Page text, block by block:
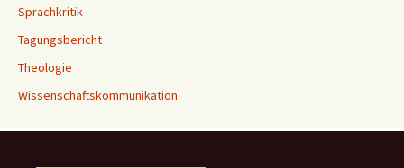
Sprachkritik
Tagungsbericht
Theologie
Wissenschaftskommunikation